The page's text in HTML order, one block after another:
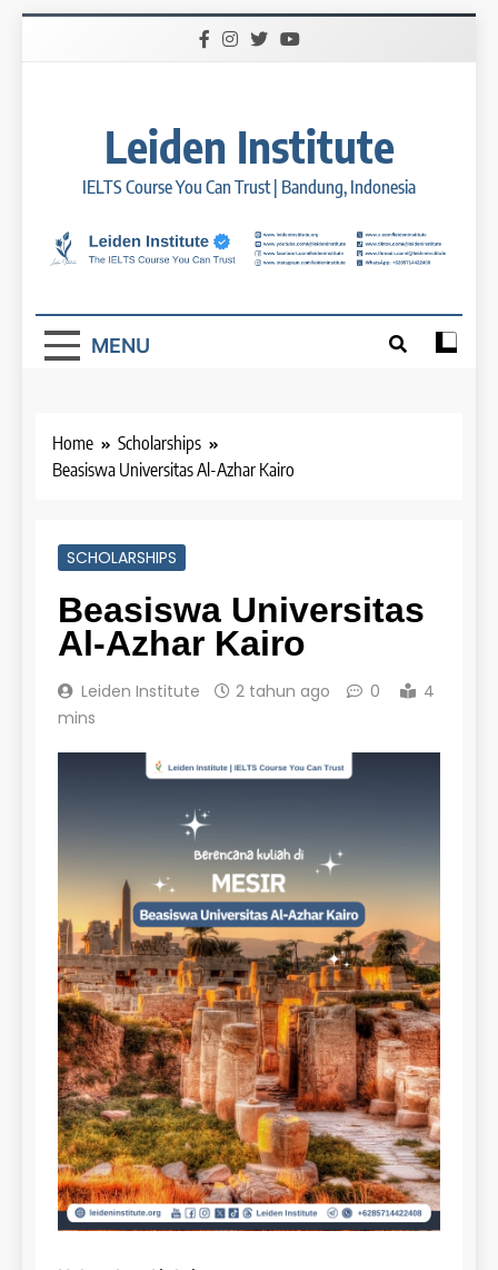
Leiden Institute
IELTS Course You Can Trust | Bandung, Indonesia
MENU
Home
Scholarships
Beasiswa Universitas Al-Azhar Kairo
SCHOLARSHIPS
Beasiswa Universitas
Al-Azhar Kairo
Leiden Institute 2 tahun ago 0
4
mins